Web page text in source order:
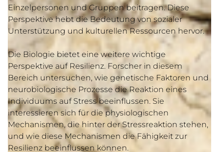
Einzelpersonen und Gruppen beitragen. Diese
Perspektive hebt die Bedeutung von sozialer
Unterstützung und kulturellen Ressourcen hervor.
Die Biologie bietet eine weitere wichtige
Perspektive auf Resilienz. Forscher in diesem
Bereich untersuchen, wie genetische Faktoren und
neurobiologische Prozesse die Reaktion eines
Individuums auf Stress beeinflussen. Sie
interessieren sich für die physiologischen
Mechanismen, die hinter der Stressreaktion stehen,
und wie diese Mechanismen die Fähigkeit zur
Resilienz beeinflussen können.